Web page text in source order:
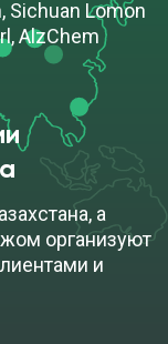
Sichuan Lomon
AlzChem
а
организуют
и